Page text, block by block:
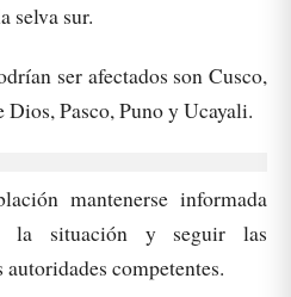
selva sur.
ser afectados son Cusco,
Pasco, Puno y Ucayali.
mantenerse informada
la situación y seguir las
competentes.